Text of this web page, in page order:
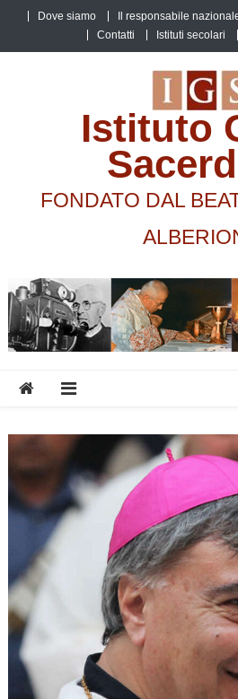
content
Dove siamo Il responsabile
Contatti
Istituti secolari
Istituto
FONDATO DAL